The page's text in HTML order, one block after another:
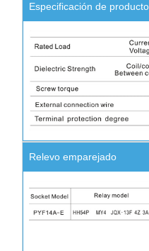
Especificación de
Relevo emparejado